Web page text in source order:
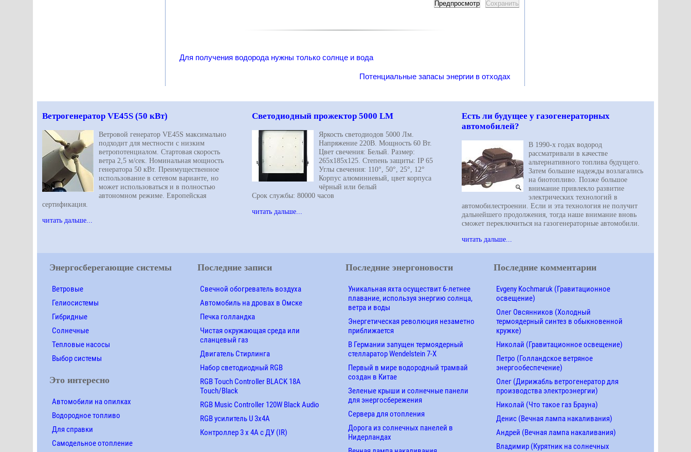
Для получения водорода нужны только солнце и вода
Потенциальные запасы энергии в отходах
Ветрогенератор VE45S (50 кВт)
Ветровой генератор VE45S максимально
подходит для местности с низким
ветропотенциалом. Стартовая скорость
ветра 2,5 м/сек. Номинальная мощность
генератора 50 кВт. Преимущественное
использование в сетевом варианте, но
может использоваться и в полностью
автономном режиме. Европейская
сертификация.
читать дальше...
Светодиодный прожектор 5000 LM
Яркость светодиодов 5000 Лм.
Напряжение 220В. Мощность 60 Вт.
Цвет свечения: Белый. Размер:
265х185х125. Степень защиты: IP 65
Углы свечения: 110°, 50°, 25°, 12°
Корпус алюминиевый, цвет корпуса
чёрный или белый
Срок службы: 80000 часов
читать дальше...
Есть ли будущее у газогенераторных
автомобилей?
В 1990-х годах водород
рассматривали в качестве
альтернативного топлива будущего.
Затем большие надежды возлагались
на биотопливо. Позже большое
внимание привлекло развитие
электрических технологий в
автомобилестроении. Если и эта технология не получит
дальнейшего продолжения, тогда наше внимание вновь
сможет переключиться на газогенераторные автомобили.
читать дальше...
Энергосберегающие системы
Ветровые
Гелиосистемы
Гибридные
Солнечные
Тепловые насосы
Выбор системы
Это интересно
Автомобили на опилках
Водородное топливо
Для справки
Самодельное отопление
Последние записи
Свечной обогреватель воздуха
Автомобиль на дровах в Омске
Печка голландка
Чистая окружающая среда или
сланцевый газ
Двигатель Стирлинга
Набор светодиодный RGB
RGB Touch Controller BLACK 18A
Touch/Black
RGB Music Controller 120W Black Audio
RGB усилитель U 3х4A
Контроллер 3 х 4А с ДУ (IR)
Последние энергоновости
Уникальная яхта осуществит 6-летнее
плавание, используя энергию солнца,
ветра и воды
Энергетическая революция незаметно
приближается
В Германии запущен термоядерный
стелларатор Wendelstein 7-X
Первый в мире водородный трамвай
создан в Китае
Зеленые крыши и солнечные панели
для энергосбережения
Сервера для отопления
Дорога из солнечных панелей в
Нидерландах
Последние комментарии
Evgeny Kochmaruk (Гравитационное
освещение)
Олег Овсянников (Холодный
термоядерный синтез в обыкновенной
кружке)
Николай (Гравитационное освещение)
Петро (Голландское ветряное
энергообеспечение)
Олег (Дирижабль ветрогенератор для
производства электроэнергии)
Николай (Что такое газ Брауна)
Денис (Вечная лампа накаливания)
Андрей (Вечная лампа накаливания)
Владимир (Курятник на солнечных